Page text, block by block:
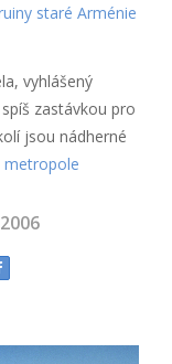
staré Arménie
vyhlášený
zastávkou pro
jsou nádherné
metropole